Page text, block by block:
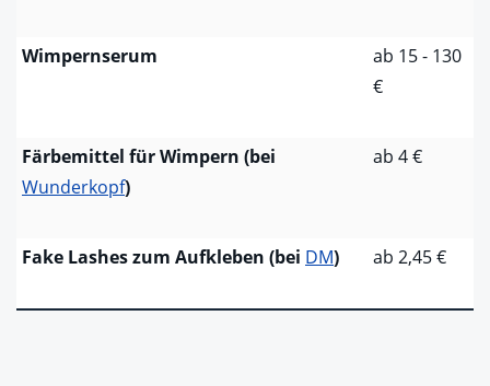
Wimpernserum
ab 15 - 130
€
Färbemittel für Wimpern (bei
Wunderkopf)
ab 4 €
Fake Lashes zum Aufkleben (bei DM) ab 2,45 €